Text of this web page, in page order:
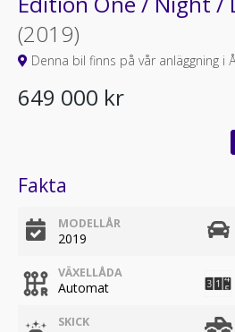
(2019)
Denna bil finns på vår anläggning i
649 000 kr
Fakta
MODELLÅR
2019
VÄXELLÅDA
Automat
SKICK